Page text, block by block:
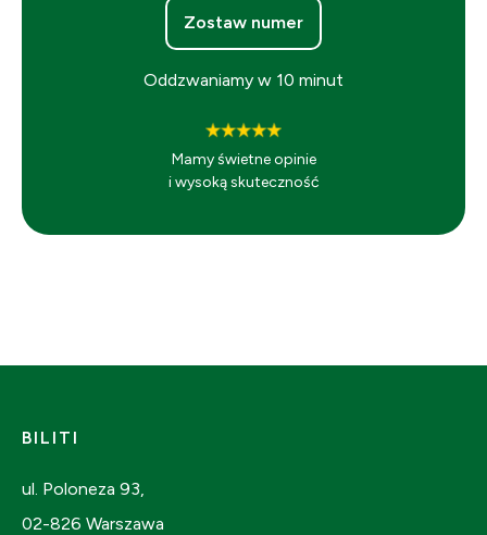
Zostaw numer
Oddzwaniamy w 10 minut
Mamy świetne opinie
i wysoką skuteczność
BILITI
ul. Poloneza 93,
02-826 Warszawa